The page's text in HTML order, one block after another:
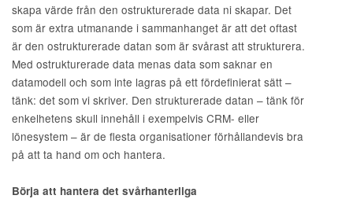
skapa värde från den ostrukturerade data ni skapar. Det
som är extra utmanande i sammanhanget är att det oftast
är den ostrukturerade datan som är svårast att strukturera.
Med ostrukturerade data menas data som saknar en
datamodell och som inte lagras på ett fördefinierat sätt –
tänk: det som vi skriver. Den strukturerade datan – tänk för
enkelhetens skull innehåll i exempelvis CRM- eller
lönesystem – är de flesta organisationer förhållandevis bra
på att ta hand om och hantera.
Börja att hantera det svårhanterliga